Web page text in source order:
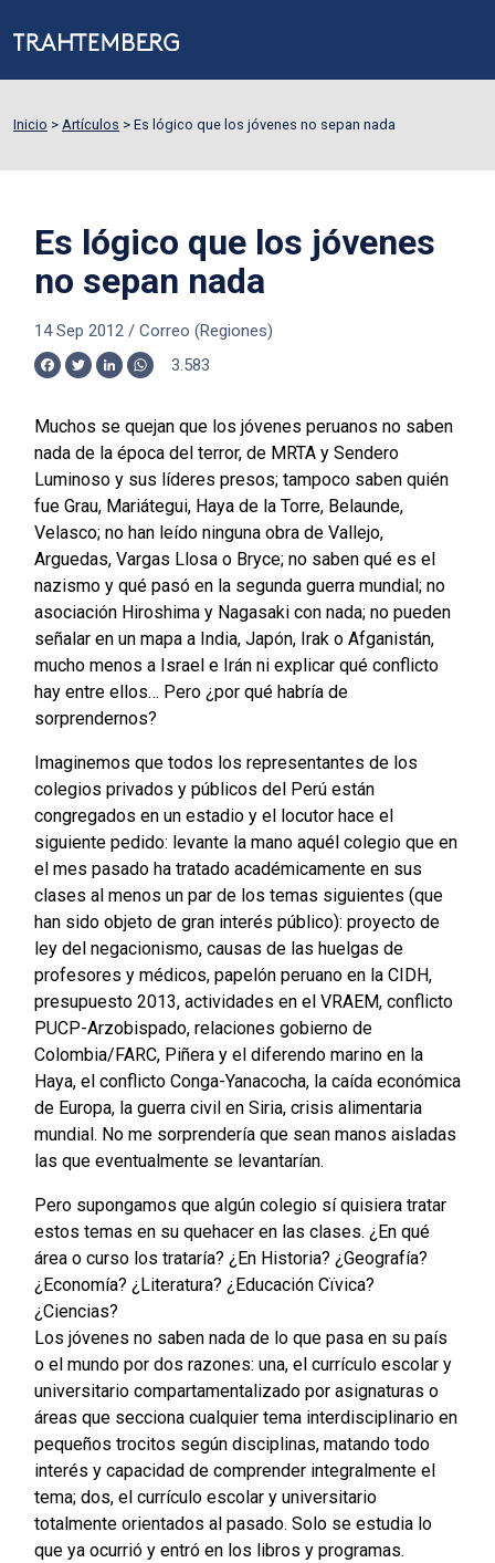
Inicio > Artículos > Es lógico que los jóvenes no sepan nada
Es lógico que los jóvenes
no sepan nada
14 Sep 2012/ Correo (Regiones)
Facebook
TwitterLinkedInWhatsApp
3.583
Muchos se quejan que los jóvenes peruanos no saben
nada de la época del terror, de MRTA y Sendero
Luminoso y sus líderes presos; tampoco saben quién
fue Grau, Mariátegui, Haya de la Torre, Belaunde,
Velasco; no han leído ninguna obra de Vallejo,
Arguedas, Vargas Llosa o Bryce; no saben qué es el
nazismo y qué pasó en la segunda guerra mundial; no
asociación Hiroshima y Nagasaki con nada; no pueden
señalar en un mapa a India, Japón, Irak o Afganistán,
mucho menos a Israel e Irán ni explicar qué conflicto
hay entre ellos… Pero ¿por qué habría de
sorprendernos?
Imaginemos que todos los representantes de los
colegios privados y públicos del Perú están
congregados en un estadio y el locutor hace el
siguiente pedido: levante la mano aquél colegio que en
el mes pasado ha tratado académicamente en sus
clases al menos un par de los temas siguientes (que
han sido objeto de gran interés público): proyecto de
ley del negacionismo, causas de las huelgas de
profesores y médicos, papelón peruano en la CIDH,
presupuesto 2013, actividades en el VRAEM, conflicto
PUCP-Arzobispado, relaciones gobierno de
Colombia/FARC, Piñera y el diferendo marino en la
Haya, el conflicto Conga-Yanacocha, la caída económica
de Europa, la guerra civil en Siria, crisis alimentaria
mundial. No me sorprendería que sean manos aisladas
las que eventualmente se levantarían.
Pero supongamos que algún colegio sí quisiera tratar
estos temas en su quehacer en las clases. ¿En qué
área o curso los trataría? ¿En Historia? ¿Geografía?
¿Economía? ¿Literatura? ¿Educación Cïvica?
¿Ciencias?
Los jóvenes no saben nada de lo que pasa en su país
o el mundo por dos razones: una, el currículo escolar y
universitario compartamentalizado por asignaturas o
áreas que secciona cualquier tema interdisciplinario en
pequeños trocitos según disciplinas, matando todo
interés y capacidad de comprender integralmente el
tema; dos, el currículo escolar y universitario
totalmente orientados al pasado. Solo se estudia lo
que ya ocurrió y entró en los libros y programas.